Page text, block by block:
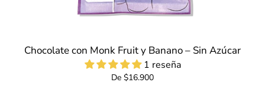
Chocolate con Monk Fruit y Banano – Sin Azúcar
1 reseña
De $16.900